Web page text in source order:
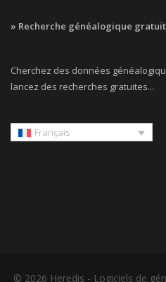
» Recherche généalogique
Cherchez des données
lancez des recherches gratuites...
Français
© 2026 Heredis - Logiciels de